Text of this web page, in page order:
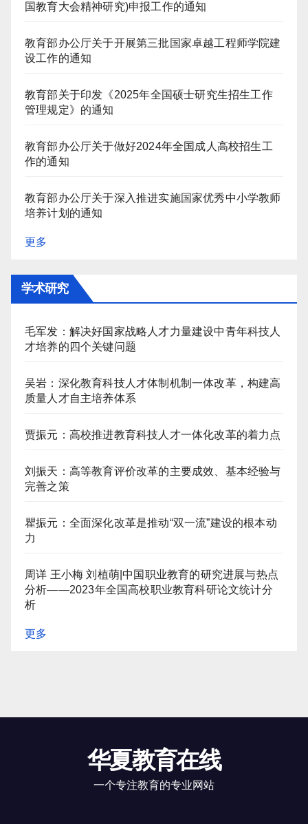
国教育大会精神研究)申报工作的通知
教育部办公厅关于开展第三批国家卓越工程师学院建
设工作的通知
教育部关于印发《2025年全国硕士研究生招生工作
管理规定》的通知
教育部办公厅关于做好2024年全国成人高校招生工
作的通知
教育部办公厅关于深入推进实施国家优秀中小学教师
培养计划的通知
更多
学术研究
毛军发：解决好国家战略人才力量建设中青年科技人
才培养的四个关键问题
吴岩：深化教育科技人才体制机制一体改革，构建高
质量人才自主培养体系
贾振元：高校推进教育科技人才一体化改革的着力点
刘振天：高等教育评价改革的主要成效、基本经验与
完善之策
瞿振元：全面深化改革是推动“双一流”建设的根本动
力
周详 王小梅 刘植萌|中国职业教育的研究进展与热点
分析——2023年全国高校职业教育科研论文统计分
析
更多
华夏教育在线
一个专注教育的专业网站